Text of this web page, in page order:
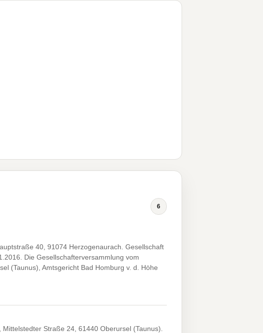
6
40, 91074 Herzogenaurach. Gesellschaft
Die Gesellschafterversammlung vom
(Taunus), Amtsgericht Bad Homburg v. d. Höhe
Straße 24, 61440 Oberursel (Taunus).